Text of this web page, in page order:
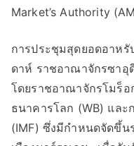
Market’s Authority
การประชุมสุดยอดอาหรั
ดาห์ ราชอาณาจักรซาอุ
โดยราชอาณาจักรโมร็อ
ธนาคารโลก (WB) และ
(IMF) ซึ่งมีกำหนดจัดขึ้น